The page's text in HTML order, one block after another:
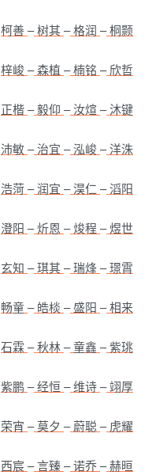
柯善–树其–格润 –桐颢
梓峻–森植 –楠铭 –欣哲
正楷–毅仰 –汝煊 –沐键
沛敏–治宜 –泓峻–洋洙
浩菏–润宜 –淏仁 –滔阳
澄阳 –炘恩 –焌程 –煜世
玄知 –琪其–瑞烽–璟霄
畅童–皓棪 –盛阳 –相来
石霖 –秋林–童鑫 –紫珧
紫鹏 –经恒 –维诗–翊厚
荣宵 –莫夕 –蔚聪 –虎耀
西宸 –言臻–诺乔–赫晅